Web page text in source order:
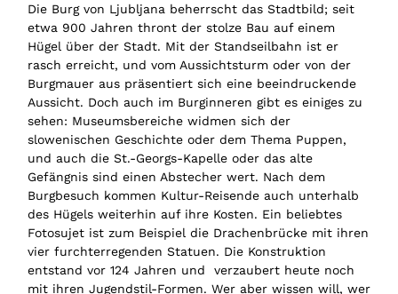
Die Burg von Ljubljana beherrscht das Stadtbild; seit
etwa 900 Jahren thront der stolze Bau auf einem
Hügel über der Stadt. Mit der Standseilbahn ist er
rasch erreicht, und vom Aussichtsturm oder von der
Burgmauer aus präsentiert sich eine beeindruckende
Aussicht. Doch auch im Burginneren gibt es einiges zu
sehen: Museumsbereiche widmen sich der
slowenischen Geschichte oder dem Thema Puppen,
und auch die St.-Georgs-Kapelle oder das alte
Gefängnis sind einen Abstecher wert. Nach dem
Burgbesuch kommen Kultur-Reisende auch unterhalb
des Hügels weiterhin auf ihre Kosten. Ein beliebtes
Fotosujet ist zum Beispiel die Drachenbrücke mit ihren
vier furchterregenden Statuen. Die Konstruktion
entstand vor 124 Jahren und verzaubert heute noch
mit ihren Jugendstil-Formen. Wer aber wissen will, wer